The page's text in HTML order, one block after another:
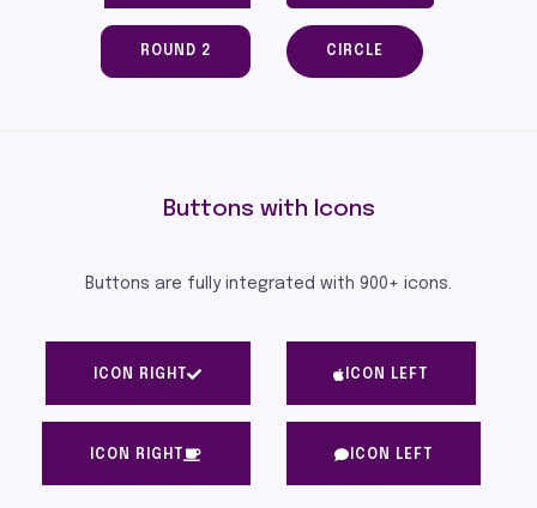
ROUND 2 CIRCLE
Buttons with Icons
Buttons are fully integrated with 900+ icons.
ICON RIGHT ICON LEFT
ICON RIGHT ICON LEFT